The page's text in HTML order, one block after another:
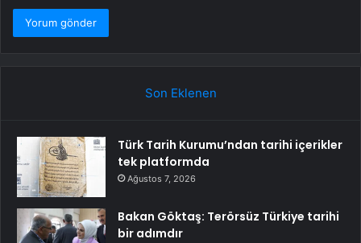
Son Eklenen
Türk Tarih Kurumu’ndan tarihi içerikler
tek platformda
Ağustos 7, 2026
Bakan Göktaş: Terörsüz Türkiye tarihi
bir adımdır